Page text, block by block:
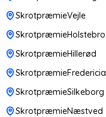
SkrotpræmieVejle
SkrotpræmieHolstebro
SkrotpræmieHillerød
SkrotpræmieFredericia
SkrotpræmieSilkeborg
SkrotpræmieNæstved